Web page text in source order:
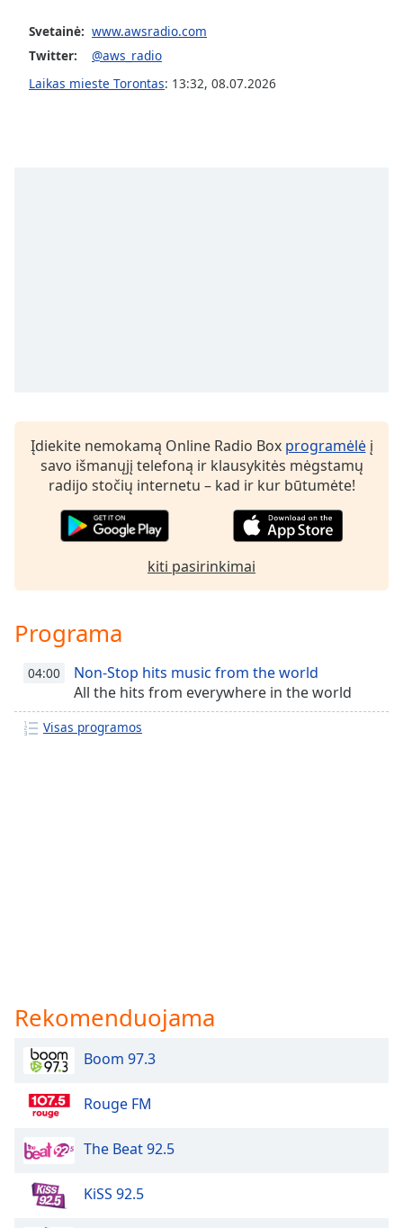
Opacity
Caption
Font
Family
window.
Svetainė: www.awsradio.com
Twitter:
@aws_radio
Laikas mieste Torontas: 13:32, 08.07.2026
Įdiekite nemokamą Online Radio Box programėlėį
savo išmanųjį telefoną ir klausykitės mėgstamų
radijo stočių internetu – kad ir kur būtumėte!
kiti pasirinkimai
Programa
04:00
Non-Stop hits music from the world
All the hits from everywhere in the world
Visas programos
Rekomenduojama
Boom 97.3
Rouge FM
The Beat 92.5
KiSS 92.5